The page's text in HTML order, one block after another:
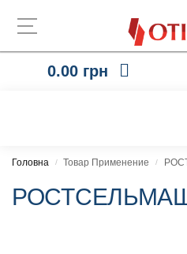
0.00 грн
Головна / Товар Применение /